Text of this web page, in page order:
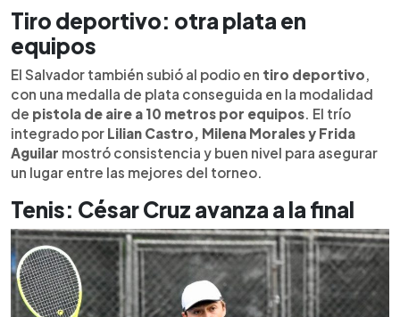
Tiro deportivo: otra plata en
equipos
El Salvador también subió al podio en tiro deportivo,
con una medalla de plata conseguida en la modalidad
de pistola de aire a 10 metros por equipos. El trío
integrado por Lilian Castro, Milena Morales y Frida
Aguilar mostró consistencia y buen nivel para asegurar
un lugar entre las mejores del torneo.
Tenis: César Cruz avanza a la final